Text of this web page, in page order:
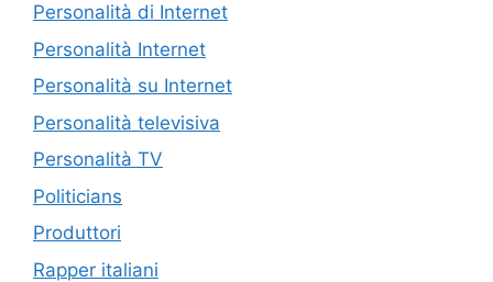
Personalità di Internet
Personalità Internet
Personalità su Internet
Personalità televisiva
Personalità TV
Politicians
Produttori
Rapper italiani